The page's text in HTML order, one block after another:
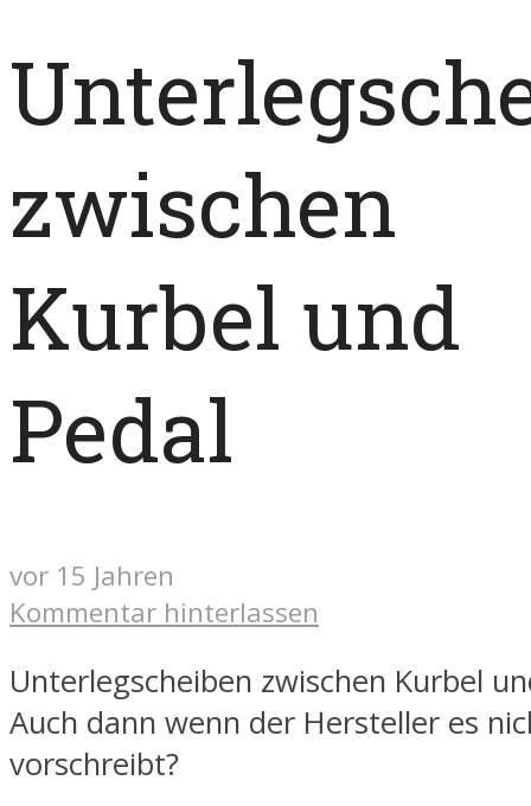
zwischen
Kurbel und
Pedal
vor 15 Jahren
Kommentar hinterlassen
Unterlegscheiben zwischen Kurbel
Auch dann wenn der Hersteller es
vorschreibt?